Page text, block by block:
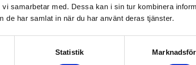
samarbetar med. Dessa kan i sin tur kombinera
de har samlat in när du har använt deras tjänster.
Statistik